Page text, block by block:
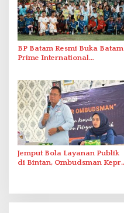
BP Batam Resmi Buka Batam
Prime International
Abdul Jamal
Jemput Bola Layanan Publik
di Bintan, Ombudsman Kepri